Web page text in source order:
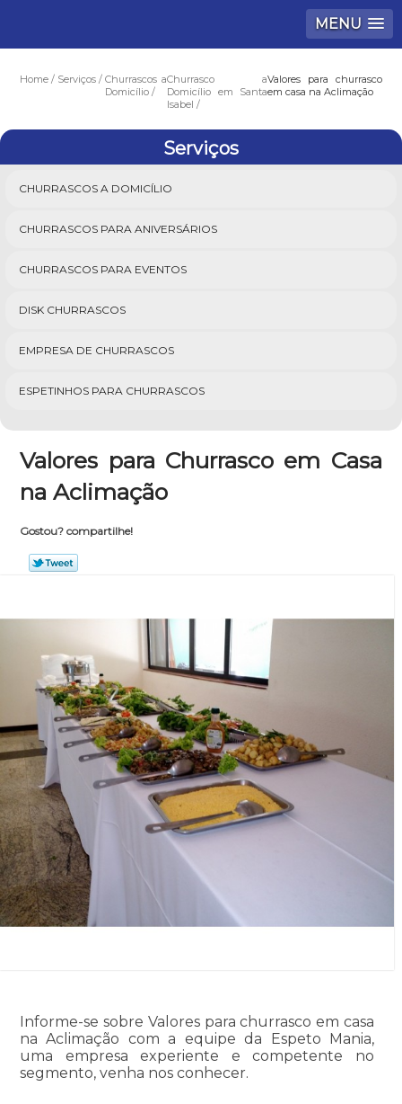
MENU
Home Serviços
Churrascos a
Domicílio
Churrasco a
Domicílio em Santa
Isabel
Valores para churrasco
em casa na Aclimação
Serviços
CHURRASCOS A DOMICÍLIO
CHURRASCOS PARA ANIVERSÁRIOS
CHURRASCOS PARA EVENTOS
DISK CHURRASCOS
EMPRESA DE CHURRASCOS
ESPETINHOS PARA CHURRASCOS
Valores para Churrasco em Casa
na Aclimação
Gostou? compartilhe!
Informe-se sobre Valores para churrasco em casa
na Aclimação com a equipe da Espeto Mania,
uma empresa experiente e competente no
segmento, venha nos conhecer.